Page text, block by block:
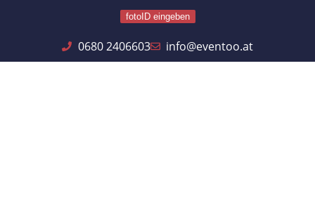
fotoID eingeben
0680 2406603 info@eventoo.at